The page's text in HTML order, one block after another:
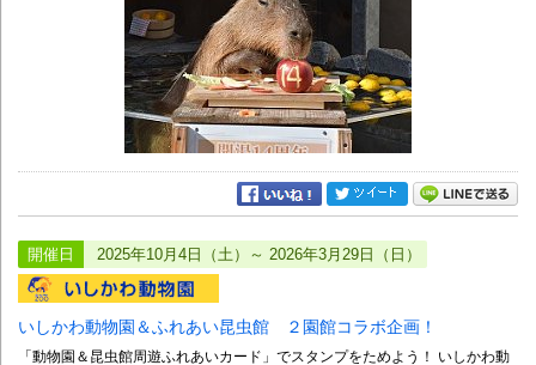
開催日 2025年10月4日（土）～ 2026年3月29日（日）
いしかわ動物園＆ふれあい昆虫館 ２園館コラボ企画！
「動物園＆昆虫館周遊ふれあいカード」でスタンプをためよう！ いしかわ動